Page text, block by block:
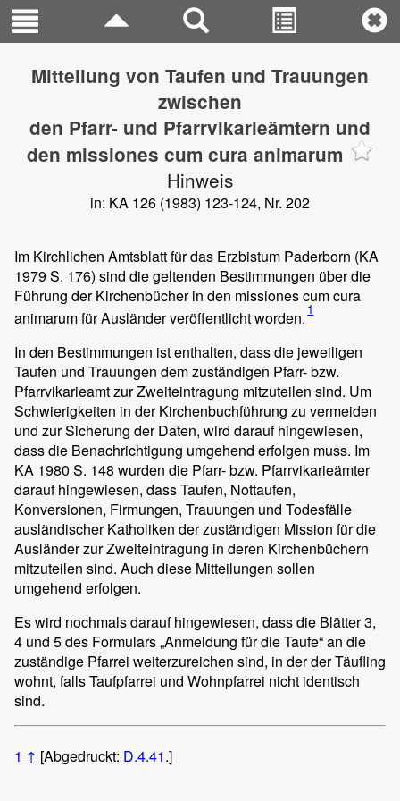
Mitteilung von Taufen und Trauungen
zwischen
den Pfarr- und Pfarrvikarieämtern und
den missiones cum cura animarum
Hinweis
in: KA 126 (1983) 123-124, Nr. 202
Im Kirchlichen Amtsblatt für das Erzbistum Paderborn (KA
1979 S. 176) sind die geltenden Bestimmungen über die
Führung der Kirchenbücher in den missiones cum cura
animarum für Ausländer veröffentlicht worden. 1
In den Bestimmungen ist enthalten, dass die jeweiligen
Taufen und Trauungen dem zuständigen Pfarr- bzw.
Pfarrvikarieamt zur Zweiteintragung mitzuteilen sind. Um
Schwierigkeiten in der Kirchenbuchführung zu vermeiden
und zur Sicherung der Daten, wird darauf hingewiesen,
dass die Benachrichtigung umgehend erfolgen muss. Im
KA 1980 S. 148 wurden die Pfarr- bzw. Pfarrvikarieämter
darauf hingewiesen, dass Taufen, Nottaufen,
Konversionen, Firmungen, Trauungen und Todesfälle
ausländischer Katholiken der zuständigen Mission für die
Ausländer zur Zweiteintragung in deren Kirchenbüchern
mitzuteilen sind. Auch diese Mitteilungen sollen
umgehend erfolgen.
Es wird nochmals darauf hingewiesen, dass die Blätter 3,
4 und 5 des Formulars „Anmeldung für die Taufe“ an die
zuständige Pfarrei weiterzureichen sind, in der der Täufling
wohnt, falls Taufpfarrei und Wohnpfarrei nicht identisch
sind.
1 ↑ [Abgedruckt: D.4.41.]